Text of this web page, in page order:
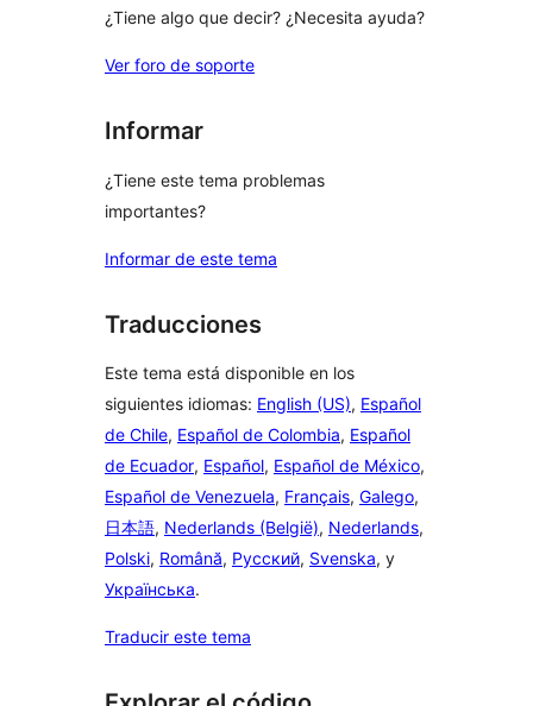
¿Tiene algo que decir? ¿Necesita ayuda?
Ver foro de soporte
Informar
¿Tiene este tema problemas
importantes?
Informar de este tema
Traducciones
Este tema está disponible en los
siguientes idiomas: English (US), Español
de Chile, Español de Colombia, Español
de Ecuador, Español, Español de México,
Español de Venezuela, Français, Galego,
日本語, Nederlands (België), Nederlands,
Polski, Română, Русский, Svenska, y
Українська.
Traducir este tema